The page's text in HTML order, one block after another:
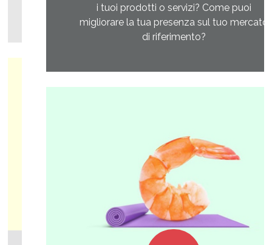
i tuoi prodotti o servizi? Come puoi
migliorare la tua presenza sul tuo mercato
di riferimento?